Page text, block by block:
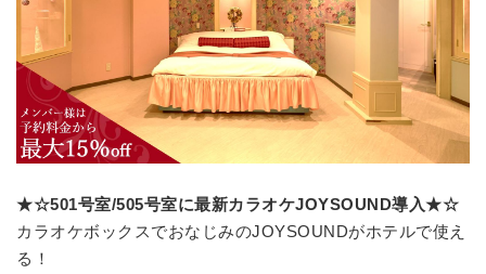
★☆501号室/505号室に最新カラオケJOYSOUND導入★☆
カラオケボックスでおなじみのJOYSOUNDがホテルで使え
る！